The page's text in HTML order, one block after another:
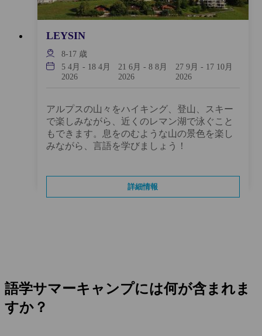
LEYSIN
8-17 歳
5 4月 - 18 4月
2026
21 6月 -8 8月
2026
27 9月 - 17 10月
2026
アルプスの山々をハイキング、登山、スキー
で楽しみながら、近くのレマン湖で泳ぐこと
もできます。息をのむような山の景色を楽し
みながら、言語を学びましょう！
詳細情報
語学サマーキャンプには何が含まれま
すか？